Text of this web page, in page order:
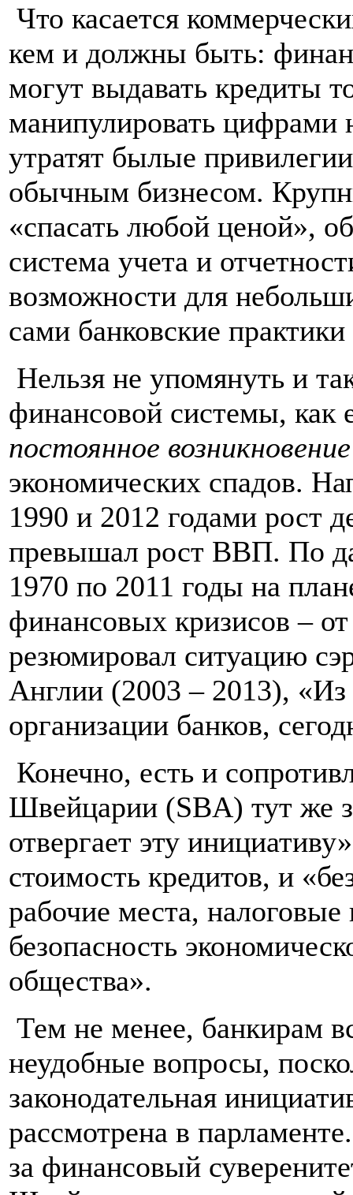
Что касается
кем и должны быть:
могут выдавать кредиты
манипулировать цифрами
утратят былые
обычным бизнесом.
«спасать любой ценой»,
система учета и
возможности для
сами банковские
Нельзя не упомянуть и
финансовой системы, как
постоянное
экономических спадов.
1990 и 2012 годами рост
превышал рост ВВП. По
1970 по 2011 годы на
финансовых кризисов –
резюмировал ситуацию
Англии (2003 – 2013),
организации банков,
Конечно, есть и
Швейцарии (SBA) тут же
отвергает эту
стоимость кредитов, и
рабочие места,
безопасность
общества».
Тем не менее, банкирам
неудобные вопросы,
законодательная
рассмотрена в
за финансовый